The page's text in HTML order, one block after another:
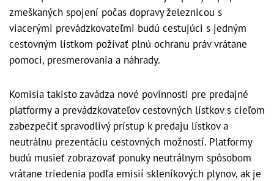
zmeškaných spojení počas dopravy železnicou s
viacerými prevádzkovateľmi budú cestujúci s jedným
cestovným lístkom požívať plnú ochranu práv vrátane
pomoci, presmerovania a náhrady.
Komisia takisto zavádza nové povinnosti pre predajné
platformy a prevádzkovateľov cestovných lístkov s cieľom
zabezpečiť spravodlivý prístup k predaju lístkov a
neutrálnu prezentáciu cestovných možností. Platformy
budú musieť zobrazovať ponuky neutrálnym spôsobom
vrátane triedenia podľa emisií skleníkových plynov, ak je